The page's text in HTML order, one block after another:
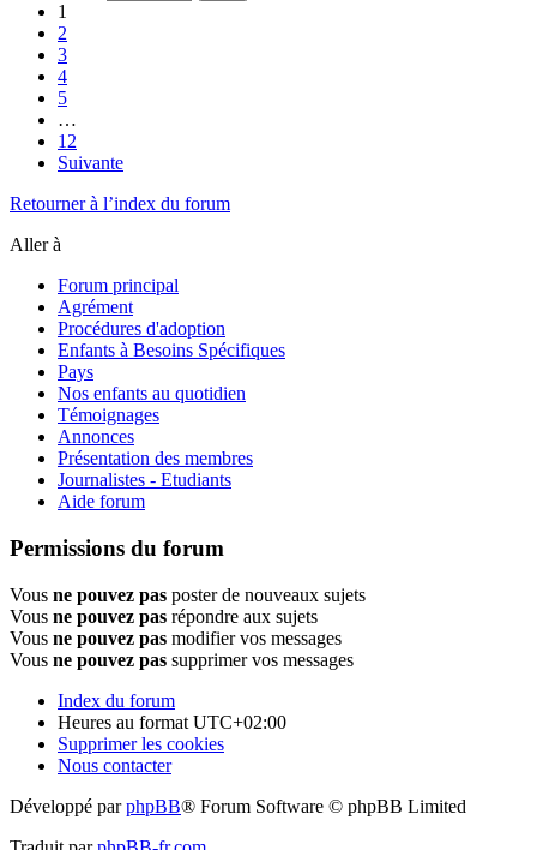
1
2
3
4
5
…
12
Suivante
Retourner à l’index du forum
Aller à
Forum principal
Agrément
Procédures d'adoption
Enfants à Besoins Spécifiques
Pays
Nos enfants au quotidien
Témoignages
Annonces
Présentation des membres
Journalistes - Etudiants
Aide forum
Permissions du forum
Vous ne pouvez pas poster de nouveaux sujets
Vous ne pouvez pas répondre aux sujets
Vous ne pouvez pas modifier vos messages
Vous ne pouvez pas supprimer vos messages
Index du forum
Heures au format UTC+02:00
Supprimer les cookies
Nous contacter
Développé parphpBB® Forum Software © phpBB Limited